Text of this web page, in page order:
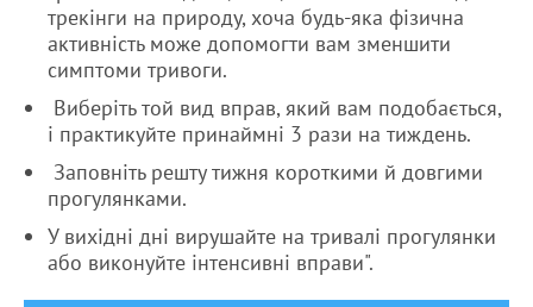
трекінги на природу, хоча будь-яка фізична
активність може допомогти вам зменшити
симптоми тривоги.
Виберіть той вид вправ, який вам подобається,
і практикуйте принаймні 3 рази на тиждень.
Заповніть решту тижня короткими й довгими
прогулянками.
У вихідні дні вирушайте на тривалі прогулянки
або виконуйте інтенсивні вправи".